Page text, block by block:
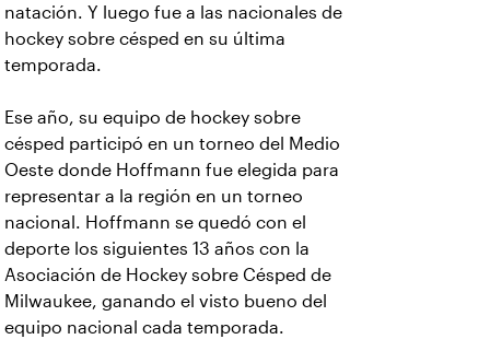
natación. Y luego fue a las nacionales de
hockey sobre césped en su última
temporada.
Ese año, su equipo de hockey sobre
césped participó en un torneo del Medio
Oeste donde Hoffmann fue elegida para
representar a la región en un torneo
nacional. Hoffmann se quedó con el
deporte los siguientes 13 años con la
Asociación de Hockey sobre Césped de
Milwaukee, ganando el visto bueno del
equipo nacional cada temporada.